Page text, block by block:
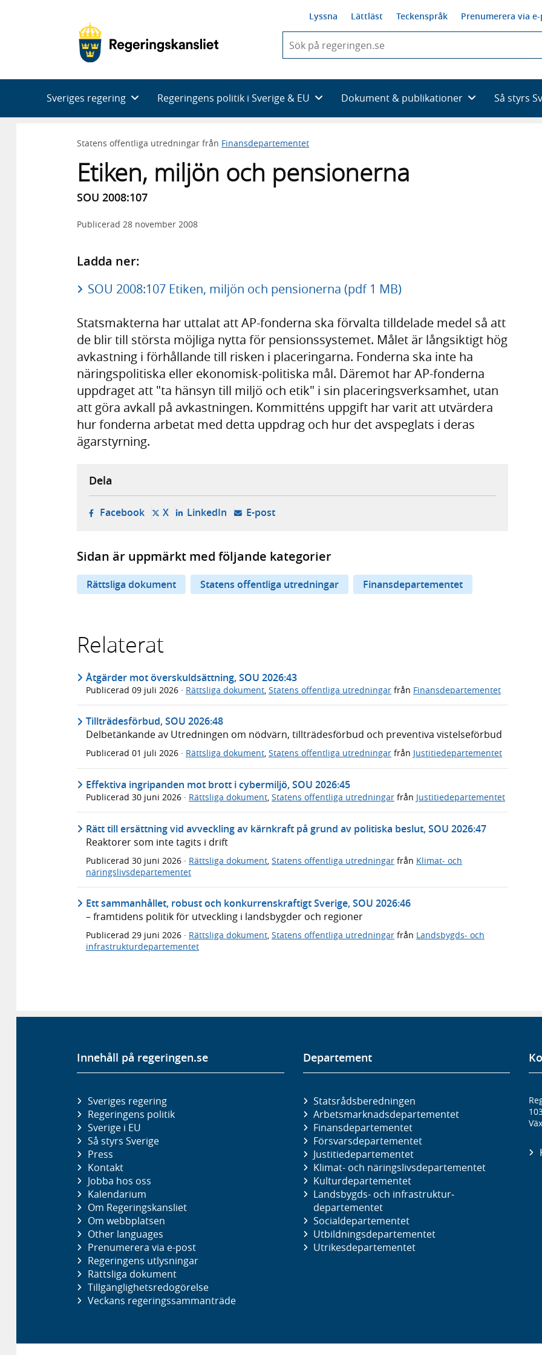
Lyssna Lättläst Teckenspråk Prenumerera via
du
skriva
framträder
en
med
Sveriges regering Regeringens politik i Sverige & EU Dokument & publikationer Så styrs
Statens offentliga utredningar från Finansdepartementet
Etiken, miljön och pensionerna
SOU 2008:107
Publicerad 28 november 2008
Ladda ner:
SOU 2008:107 Etiken, miljön och pensionerna (pdf 1 MB)
Statsmakterna har uttalat att AP-fonderna ska förvalta tilldelade medel så att
de blir till största möjliga nytta för pensionssystemet. Målet är långsiktigt hög
avkastning i förhållande till risken i placeringarna. Fonderna ska inte ha
näringspolitiska eller ekonomisk-politiska mål. Däremot har AP-fonderna
uppdraget att "ta hänsyn till miljö och etik" i sin placeringsverksamhet, utan
att göra avkall på avkastningen. Kommitténs uppgift har varit att utvärdera
hur fonderna arbetat med detta uppdrag och hur det avspeglats i deras
ägarstyrning.
Dela
Facebook- öppnas i ny flik, extern webbplats,
X- öppnas i ny flik, extern webbplats,
LinkedIn- öppnas i ny flik, extern webbplats,
E-post- öppnar din e-postklient,
Sidan är uppmärkt med följande kategorier
Rättsliga dokument Statens offentliga utredningar Finansdepartementet
Relaterat
Åtgärder mot överskuldsättning, SOU 2026:43
Publicerad 09 juli 2026 · Rättsliga dokument Statens offentliga utredningar från Finansdepartementet
Tillträdesförbud, SOU 2026:48
Delbetänkande av Utredningen om nödvärn, tillträdesförbud och preventiva vistelseförbud
Publicerad 01 juli 2026 · Rättsliga dokument, Statens offentliga utredningar från Justitiedepartementet
Effektiva ingripanden mot brott i cybermiljö, SOU 2026:45
Publicerad 30 juni 2026 · Rättsliga dokument, Statens offentliga utredningar från Justitiedepartementet
Rätt till ersättning vid avveckling av kärnkraft på grund av politiska beslut, SOU 2026:47
Reaktorer som inte tagits i drift
Publicerad 30 juni 2026 · Rättsliga dokument Statens offentliga utredningar från Klimat- och
näringslivsdepartementet
Ett sammanhållet, robust och konkurrenskraftigt Sverige, SOU 2026:46
– framtidens politik för utveckling i landsbygder och regioner
Publicerad 29 juni 2026 · Rättsliga dokument, Statens offentliga utredningar från Landsbygds- och
infrastrukturdepartementet
Innehåll på regeringen.se
Sveriges regering
Regeringens politik
Sverige i EU
Så styrs Sverige
Press
Kontakt
Jobba hos oss
Kalendarium
Om Regeringskansliet
Om webbplatsen
Other languages
Prenumerera via e-post
Regeringens utlysningar
Rättsliga dokument
Tillgänglighetsredogörelse
Veckans regeringssammanträde
Departement
Statsrådsberedningen
Arbetsmarknads­departementet
Finans­departementet
Försvars­departementet
Justitie­departementet
Klimat- och näringslivs­departementet
Kultur­departementet
Landsbygds- och infrastruktur­
departementet
Social­departementet
Utbildnings­departementet
Utrikes­departementet